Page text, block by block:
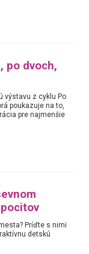
po dvoch,
výstavu z cyklu Po
poukazuje na to,
pre najmenšie
Príďte s nimi
detskú